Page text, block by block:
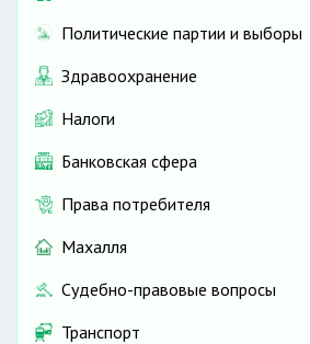
Политические партии и выборы
Здравоохранение
Налоги
Банковская сфера
Права потребителя
Махалля
Судебно-правовые вопросы
Транспорт